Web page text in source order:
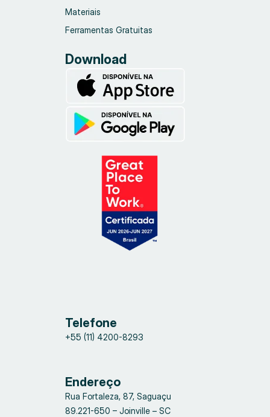
Materiais
Ferramentas Gratuitas
Download
Telefone
+55 (11) 4200-8293
Endereço
Rua Fortaleza, 87, Saguaçu
89.221-650 – Joinville – SC